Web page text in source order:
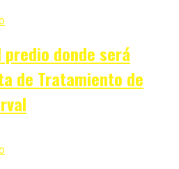
donde será
de Tratamiento de